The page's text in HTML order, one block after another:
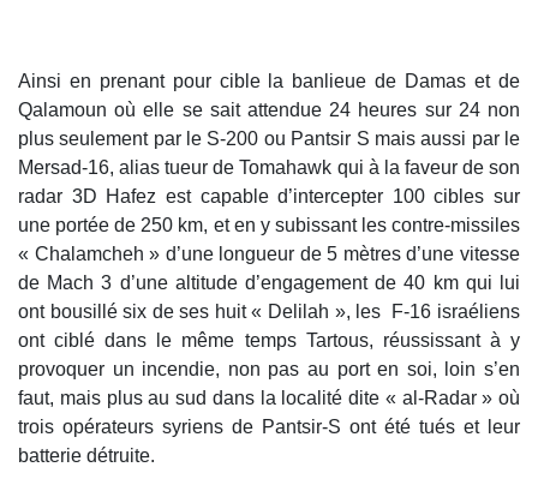
Ainsi en prenant pour cible la banlieue de Damas et de
Qalamoun où elle se sait attendue 24 heures sur 24 non
plus seulement par le S-200 ou Pantsir S mais aussi par le
Mersad-16, alias tueur de Tomahawk qui à la faveur de son
radar 3D Hafez est capable d’intercepter 100 cibles sur
une portée de 250 km, et en y subissant les contre-missiles
« Chalamcheh » d’une longueur de 5 mètres d’une vitesse
de Mach 3 d’une altitude d’engagement de 40 km qui lui
ont bousillé six de ses huit « Delilah », les F-16 israéliens
ont ciblé dans le même temps Tartous, réussissant à y
provoquer un incendie, non pas au port en soi, loin s’en
faut, mais plus au sud dans la localité dite « al-Radar » où
trois opérateurs syriens de Pantsir-S ont été tués et leur
batterie détruite.